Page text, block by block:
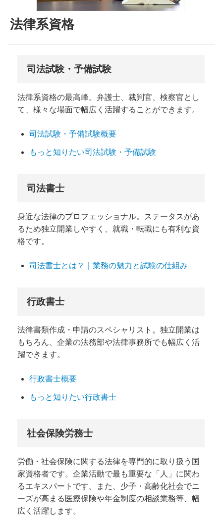
法律系資格
司法試験・予備試験
法律系資格の最高峰。弁護士、裁判官、検察官とし
て、様々な場面で幅広く活躍することができます。
司法試験・予備試験概要
もっと知りたい司法試験・予備試験
司法書士
身近な法律のプロフェッショナル。ステータスがあ
るため独立開業しやすく、就職・転職にも有利な資
格です。
司法書士とは？｜業務の魅力と試験の仕組み
行政書士
法律書類作成・申請のスペシャリスト。独立開業は
もちろん、企業の法務部や法律事務所でも幅広く活
躍できます。
行政書士概要
もっと知りたい行政書士
社会保険労務士
労働・社会保険に関する法律を専門的に取り扱う国
家資格者です。企業活動で最も重要な「人」に関わ
るエキスパートです。また、少子・高齢化社会でニ
ーズが高まる医療保険や年金制度の相談業務等、幅
広く活躍します。